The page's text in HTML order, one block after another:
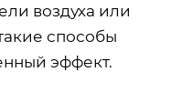
воздуха или
способы
эффект.